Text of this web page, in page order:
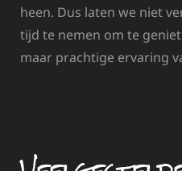
heen. Dus laten we niet
tijd te nemen om te
maar prachtige ervaring